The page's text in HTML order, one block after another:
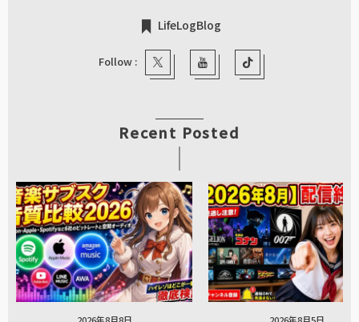
LifeLogBlog
Follow :
Recent Posted
2026年8月8日 2026年8月5日